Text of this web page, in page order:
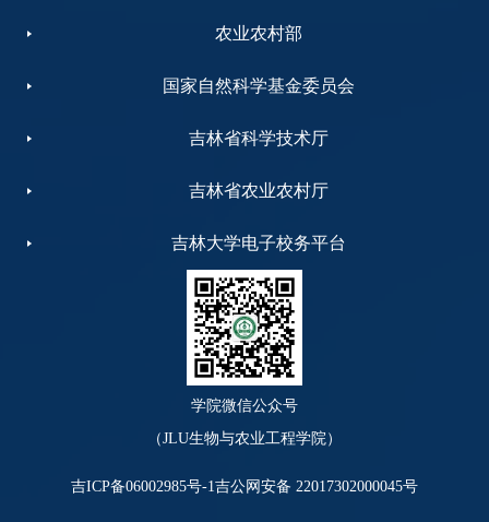
农业农村部
国家自然科学基金委员会
吉林省科学技术厅
吉林省农业农村厅
吉林大学电子校务平台
学院微信公众号
（JLU生物与农业工程学院）
吉ICP备06002985号-1吉公网安备 22017302000045号